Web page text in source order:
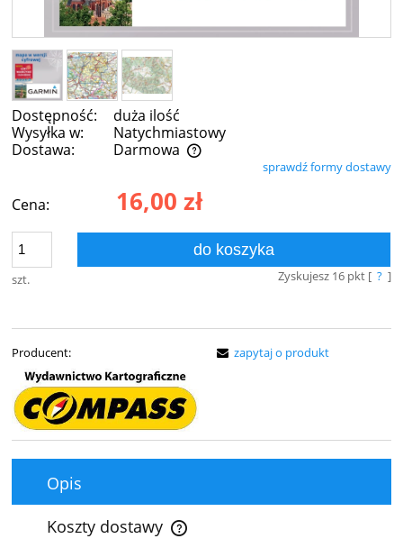
Dostępność:
duża ilość
Wysyłka w:
Natychmiastowy
Dostawa:
Darmowa
Cena nie zawiera ewentualnych kosztów płatnościsprawdź formy dostawy
Cena: 16,00 zł
szt.
do koszyka
Zyskujesz 16pkt [ ? ]
Producent: zapytaj o produkt
Opis
Koszty dostawy
Cena nie zawiera ewentualnych kosztów płatności